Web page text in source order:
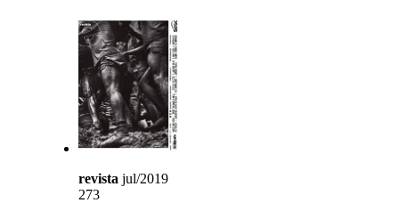
revista jul/2019
273